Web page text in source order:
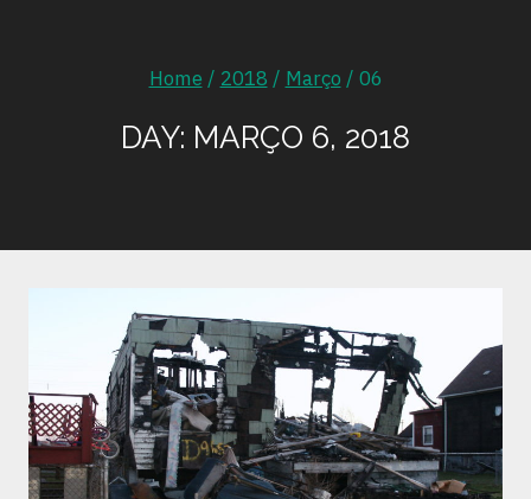
Home / 2018 / Março / 06
DAY: MARÇO 6, 2018